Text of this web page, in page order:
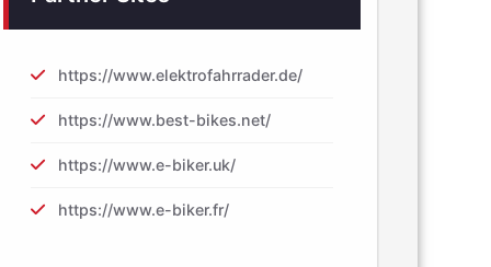
https://www.elektrofahrrader.de/
https://www.best-bikes.net/
https://www.e-biker.uk/
https://www.e-biker.fr/